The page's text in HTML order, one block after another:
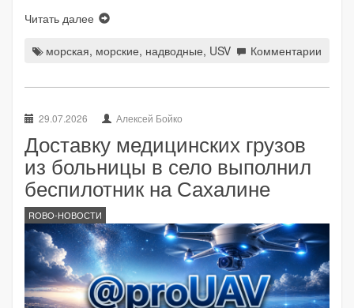
Читать далее
морская, морские, надводные, USV Комментарии
29.07.2026 Алексей Бойко
Доставку медицинских грузов
из больницы в село выполнил
беспилотник на Сахалине
ROBO-НОВОСТИ